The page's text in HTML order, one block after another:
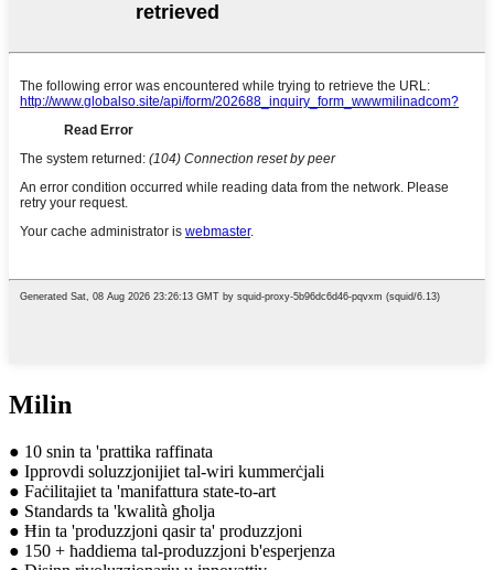
Milin
● 10 snin ta 'prattika raffinata
● Ipprovdi soluzzjonijiet tal-wiri kummerċjali
● Faċilitajiet ta 'manifattura state-to-art
● Standards ta 'kwalità għolja
● Ħin ta 'produzzjoni qasir ta' produzzjoni
● 150 + ħaddiema tal-produzzjoni b'esperjenza